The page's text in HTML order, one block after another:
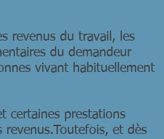
revenus du travail, les
du demandeur
vivant habituellement
certaines prestations
revenus.Toutefois, et dès